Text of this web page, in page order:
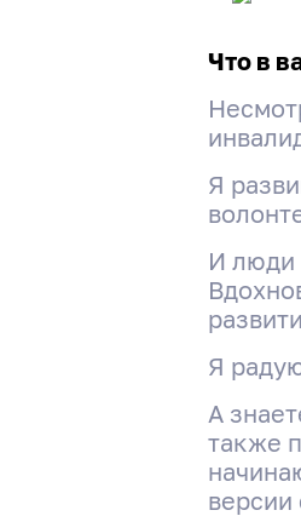
Что в
Я
И люди
Я
А
также
версии